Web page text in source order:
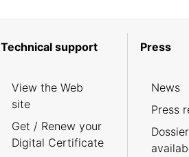
Technical support
View the Web
site
Get / Renew your
Digital Certificate
Press
News
Press